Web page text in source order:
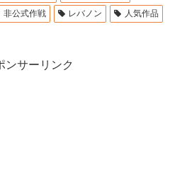
公式作戦 レバノン
人気作品
ンサーリンク